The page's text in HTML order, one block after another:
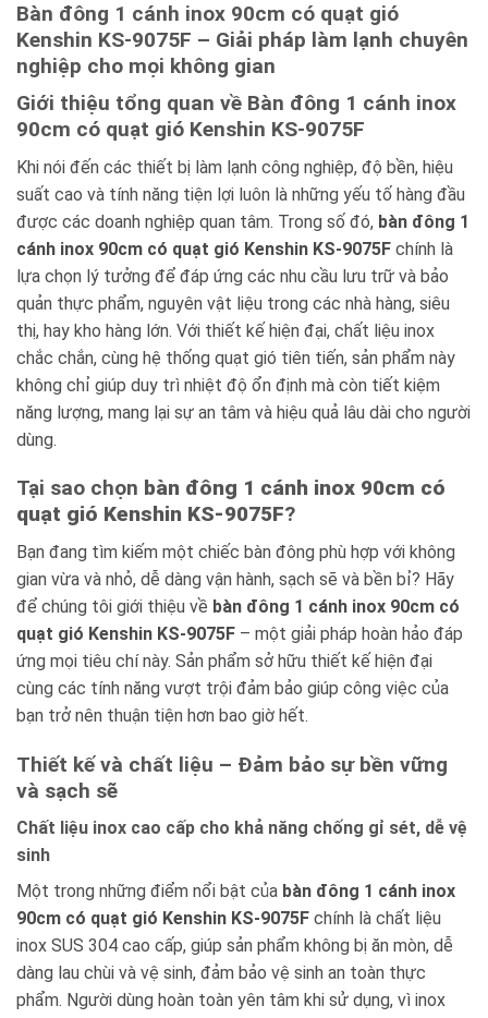
Bàn đông 1 cánh inox 90cm có quạt gió
Kenshin KS-9075F – Giải pháp làm lạnh chuyên
nghiệp cho mọi không gian
Giới thiệu tổng quan về Bàn đông 1 cánh inox
90cm có quạt gió Kenshin KS-9075F
Khi nói đến các thiết bị làm lạnh công nghiệp, độ bền, hiệu
suất cao và tính năng tiện lợi luôn là những yếu tố hàng đầu
được các doanh nghiệp quan tâm. Trong số đó, bàn đông 1
cánh inox 90cm có quạt gió Kenshin KS-9075F chính là
lựa chọn lý tưởng để đáp ứng các nhu cầu lưu trữ và bảo
quản thực phẩm, nguyên vật liệu trong các nhà hàng, siêu
thị, hay kho hàng lớn. Với thiết kế hiện đại, chất liệu inox
chắc chắn, cùng hệ thống quạt gió tiên tiến, sản phẩm này
không chỉ giúp duy trì nhiệt độ ổn định mà còn tiết kiệm
năng lượng, mang lại sự an tâm và hiệu quả lâu dài cho người
dùng.
Tại sao chọn bàn đông 1 cánh inox 90cm có
quạt gió Kenshin KS-9075F?
Bạn đang tìm kiếm một chiếc bàn đông phù hợp với không
gian vừa và nhỏ, dễ dàng vận hành, sạch sẽ và bền bỉ? Hãy
để chúng tôi giới thiệu về bàn đông 1 cánh inox 90cm có
quạt gió Kenshin KS-9075F – một giải pháp hoàn hảo đáp
ứng mọi tiêu chí này. Sản phẩm sở hữu thiết kế hiện đại
cùng các tính năng vượt trội đảm bảo giúp công việc của
bạn trở nên thuận tiện hơn bao giờ hết.
Thiết kế và chất liệu – Đảm bảo sự bền vững
và sạch sẽ
Chất liệu inox cao cấp cho khả năng chống gỉ sét, dễ vệ
sinh
Một trong những điểm nổi bật của bàn đông 1 cánh inox
90cm có quạt gió Kenshin KS-9075F chính là chất liệu
inox SUS 304 cao cấp, giúp sản phẩm không bị ăn mòn, dễ
dàng lau chùi và vệ sinh, đảm bảo vệ sinh an toàn thực
phẩm. Người dùng hoàn toàn yên tâm khi sử dụng, vì inox